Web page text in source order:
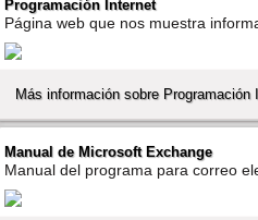
Programación Internet
Página web que nos muestra
Más información sobre Programación
Manual de Microsoft Exchange
Manual del programa para correo